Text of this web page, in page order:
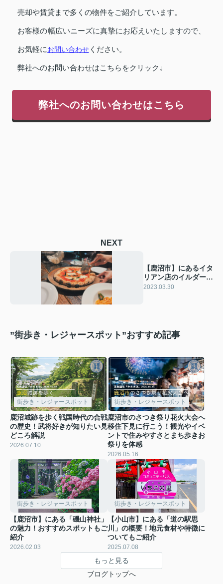
売却や賃貸まで多くの物件をご紹介しています。
お客様の幅広いニーズに真摯にお応えいたしますので、
お気軽にお問い合わせ ください。
弊社へのお問い合わせはこちらをクリック↓
弊社へのお問い合わせはこちら
NEXT
【鹿沼市】にあるイタ
リアン店のイルダード
をご紹介
2023.03.30
”街歩き・レジャースポット”おすすめ記事
街歩き・レジャースポット
鹿沼城跡を歩く戦国時代の合戦
の歴史！武将好きが知りたい見
どころ解説
2026.07.10
街歩き・レジャースポット
鹿沼市のさつき祭り花火大会へ
移住下見に行こう！観光やイベ
ントで住みやすさとまち歩きお
祭りを体感
2026.05.16
街歩き・レジャースポット
【鹿沼市】にある「磯山神社」
の魅力！おすすめスポットもご
紹介
2026.02.03
街歩き・レジャースポット
【小山市】にある「道の駅思
川」の概要！地元食材や特徴に
ついてもご紹介
2025.07.08
もっと見る
ブログトップへ